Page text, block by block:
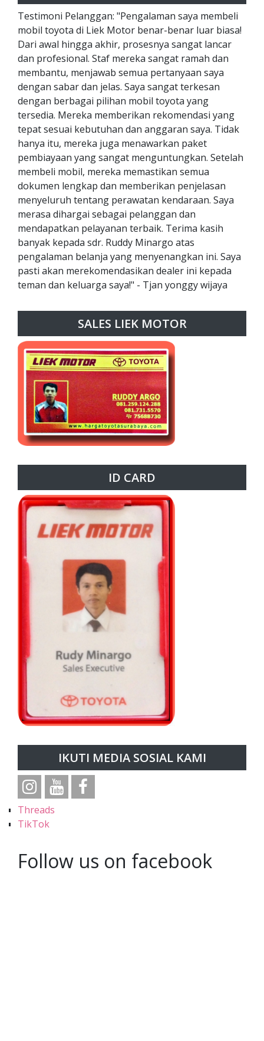
Testimoni Pelanggan: "Pengalaman saya membeli
mobil toyota di Liek Motor benar-benar luar biasa!
Dari awal hingga akhir, prosesnya sangat lancar
dan profesional. Staf mereka sangat ramah dan
membantu, menjawab semua pertanyaan saya
dengan sabar dan jelas. Saya sangat terkesan
dengan berbagai pilihan mobil toyota yang
tersedia. Mereka memberikan rekomendasi yang
tepat sesuai kebutuhan dan anggaran saya. Tidak
hanya itu, mereka juga menawarkan paket
pembiayaan yang sangat menguntungkan. Setelah
membeli mobil, mereka memastikan semua
dokumen lengkap dan memberikan penjelasan
menyeluruh tentang perawatan kendaraan. Saya
merasa dihargai sebagai pelanggan dan
mendapatkan pelayanan terbaik. Terima kasih
banyak kepada sdr. Ruddy Minargo atas
pengalaman belanja yang menyenangkan ini. Saya
pasti akan merekomendasikan dealer ini kepada
teman dan keluarga saya!" - Tjan yonggy wijaya
SALES LIEK MOTOR
ID CARD
IKUTI MEDIA SOSIAL KAMI
Threads
TikTok
Follow us on facebook